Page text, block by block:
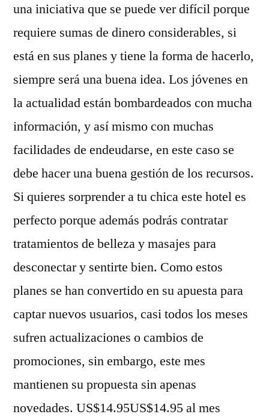
una iniciativa que se puede ver difícil porque
requiere sumas de dinero considerables, si
está en sus planes y tiene la forma de hacerlo,
siempre será una buena idea. Los jóvenes en
la actualidad están bombardeados con mucha
información, y así mismo con muchas
facilidades de endeudarse, en este caso se
debe hacer una buena gestión de los recursos.
Si quieres sorprender a tu chica este hotel es
perfecto porque además podrás contratar
tratamientos de belleza y masajes para
desconectar y sentirte bien. Como estos
planes se han convertido en su apuesta para
captar nuevos usuarios, casi todos los meses
sufren actualizaciones o cambios de
promociones, sin embargo, este mes
mantienen su propuesta sin apenas
novedades. US$14.95US$14.95 al mes